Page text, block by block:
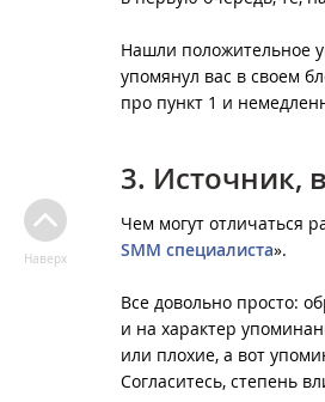
Нашли положительное
упомянул вас в своем
про пункт 1 и
3. Источник,
Чем могут отличаться
SMM специалиста».
Все довольно просто:
и на характер
или плохие, а вот
Согласитесь, степень
Наверх